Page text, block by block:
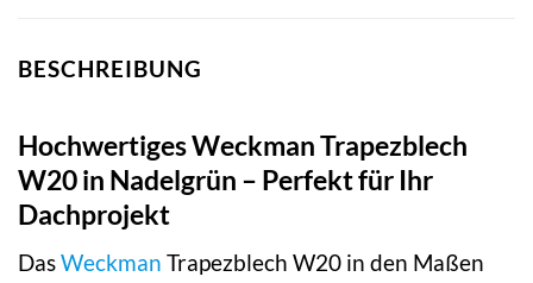
BESCHREIBUNG
Hochwertiges Weckman Trapezblech
W20 in Nadelgrün – Perfekt für Ihr
Dachprojekt
DasWeckman Trapezblech W20 in den Maßen